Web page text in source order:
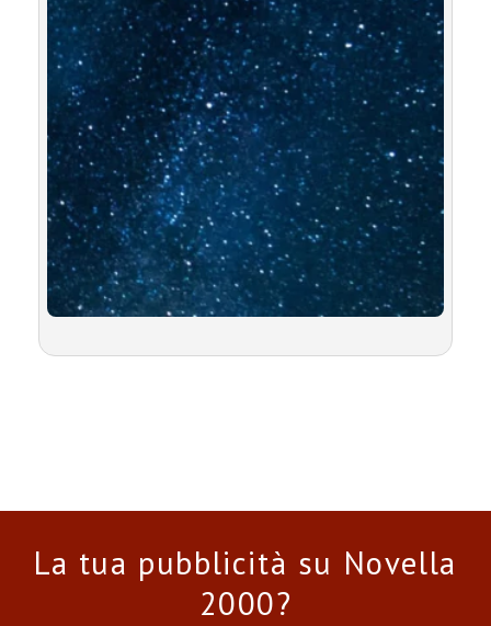
La tua pubblicità su Novella
2000?